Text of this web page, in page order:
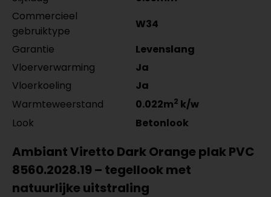
Commercieel
gebruiktype
W34
Garantie
Levenslang
Vloerverwarming
Ja
Vloerkoeling
Ja
Warmteweerstand
0.022m2 k/w
Look
Betonlook
Ambiant Viretto Dark Orange plak PVC
8560.2028.19 – tegellook met
natuurlijke uitstraling